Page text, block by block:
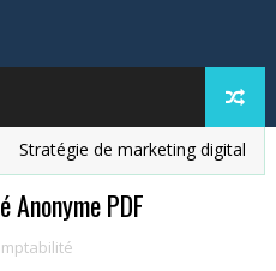
Stratégie de marketing digital
PDF